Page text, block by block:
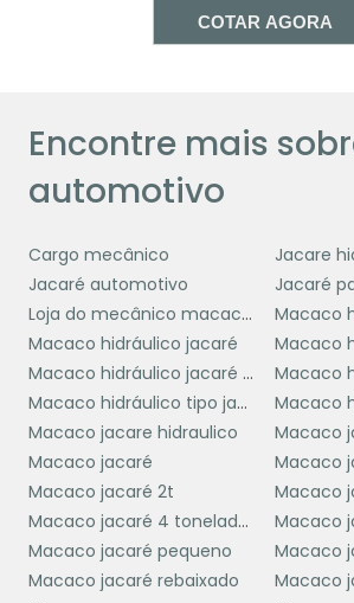
mecânica ou garagem pessoal.
é indispensável para garantir a
VANTAGENS DE
JACARÉ
inúmeras vantagens para
amadores que trabalham com
das principais vantagens é
proporcionada por essa
jacaré automotivo, é
veículos de forma
minimizando o risco de
reparos ou manutenções.
Outra vantagem significativa
no trabalho. O jacaré
o levantamento do veículo
maneira rápida e com pouco
COTAR AGORA
Encontre mais
automotivo
Cargo mecânico
Jacare
Jacaré automotivo
Jacaré
Loja do mecânico macaco jacaré
Macaco
Macaco hidráulico jacaré
Macaco hidráulico jacaré pequeno
Macaco hidráulico tipo jacaré 2t
Macaco jacare hidraulico
Macaco
Macaco jacaré
Macaco
Macaco jacaré 2t
Macaco
Macaco jacaré 4 toneladas
Macaco jacaré pequeno
Macaco
Macaco jacaré rebaixado
Macaco